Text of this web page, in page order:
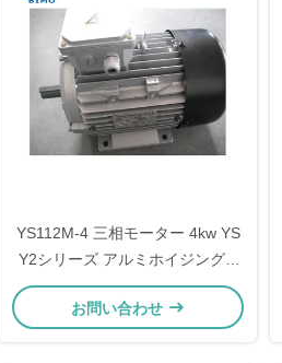
YS112M-4 三相モーター 4kw YS
Y2シリーズ アルミホイジング 4
ポールACモーター
お問い合わせ